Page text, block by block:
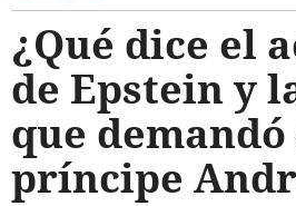
¿Qué dice el
de Epstein y
que
príncipe